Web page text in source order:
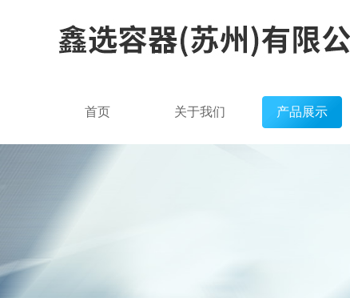
首页 关于我们 产品展示